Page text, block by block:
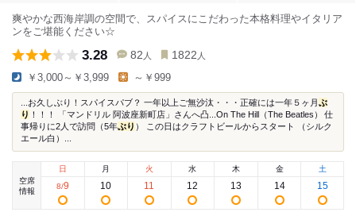
爽やかな西海岸調の空間で、スパイスにこだわった本格料理やイタリア
ンをご堪能ください☆
3.28 82 人 1822 人
￥3,000～￥3,999 ～￥999
...お久しぶり！スパイスパブ？ 一年以上ご無沙汰・・・正確には一年５ヶ月ぶ
り ！！！ 「マンドリル 阿波座新町店」さんへ凸...On The Hill（The Beatles） 仕
事帰りに2人で訪問（5年ぶり ） この日はクラフトビールからスタート （シルク
エール白）...
空席
情報
日
8/9
月
10
火
11
水
12
木
13
金
14
土
15